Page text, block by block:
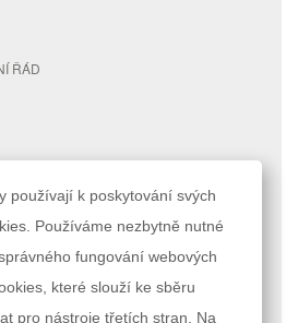
ŘÁD
ÚČET
MŮJ ÚČET
STAV OBJEDNÁVKY
používají k poskytování svých
Používáme nezbytně nutné
fungování webových
které slouží ke sběru
pro nástroje třetích stran. Na